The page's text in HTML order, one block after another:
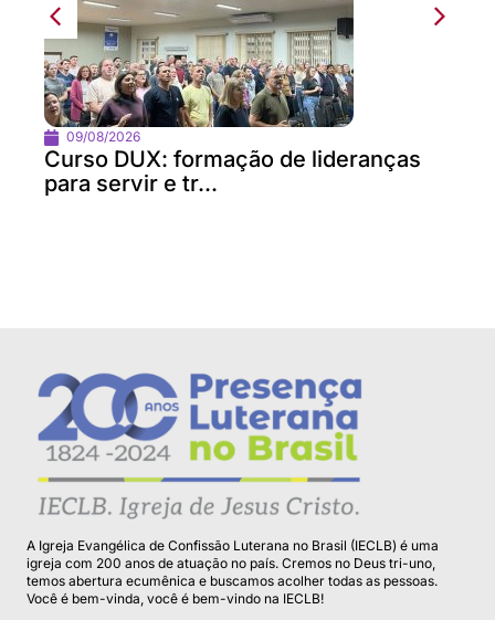
09/08/2026
Curso DUX: formação de lideranças
para servir e tr...
A Igreja Evangélica de Confissão Luterana no Brasil (IECLB) é uma
igreja com 200 anos de atuação no país. Cremos no Deus tri-uno,
temos abertura ecumênica e buscamos acolher todas as pessoas.
Você é bem-vinda, você é bem-vindo na IECLB!